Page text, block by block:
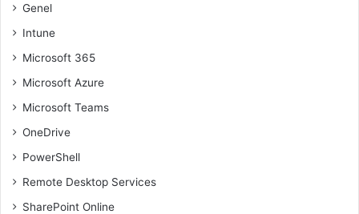
Genel
Intune
Microsoft 365
Microsoft Azure
Microsoft Teams
OneDrive
PowerShell
Remote Desktop Services
SharePoint Online